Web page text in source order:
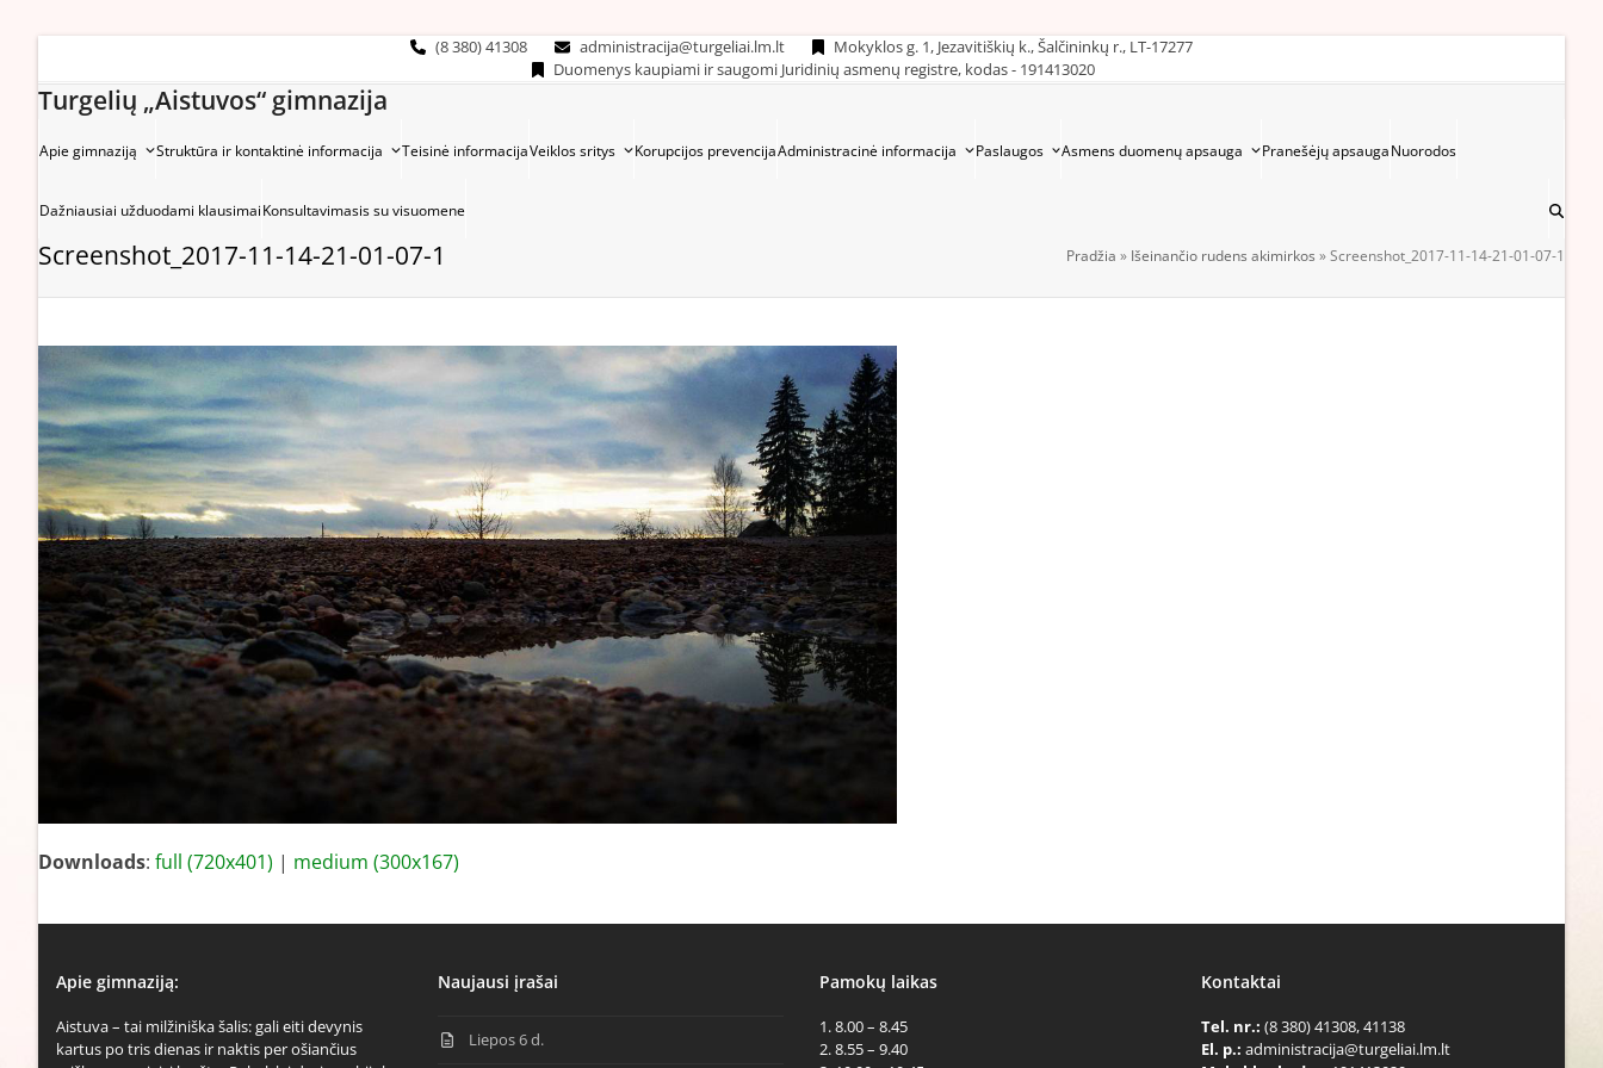
(8 380) 41308 administracija@turgeliai.lm.lt
Mokyklos g. 1, Jezavitiškių k., Šalčininkų r., LT-17277
Duomenys kaupiami ir saugomi Juridinių asmenų registre, kodas - 191413020
Turgelių „Aistuvos“ gimnazija
Apie gimnaziją Struktūra ir kontaktinė informacija Teisinė informacijaVeiklos sritys Korupcijos prevencijaAdministracinė informacija Paslaugos Asmens duomenų apsauga Pranešėjų apsaugaNuorodos
Dažniausiai užduodami klausimaiKonsultavimasis su visuomene
Screenshot_2017-11-14-21-01-07-1 Pradžia » Išeinančio rudens akimirkos »Screenshot_2017-11-14-21-01-07-1
Downloads: full (720x401) | medium (300x167)
Apie gimnaziją:
Aistuva – tai milžiniška šalis: gali eiti devynis
kartus po tris dienas ir naktis per ošiančius
Naujausi įrašai
Liepos 6 d.
Pamokų laikas
1. 8.00 – 8.45
2. 8.55 – 9.40
Kontaktai
Tel. nr.: (8 380) 41308, 41138
El. p.: administracija@turgeliai.lm.lt